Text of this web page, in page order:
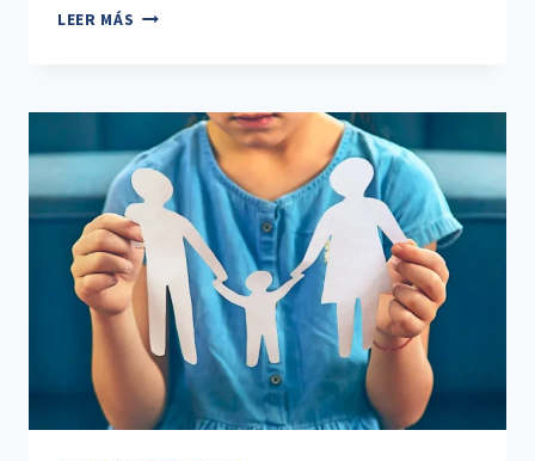
LEER MÁS DIVORCIO
POSIBLE
Y
POR
QUÉ
LO
BARATO
PUEDE
SALIR
CARO